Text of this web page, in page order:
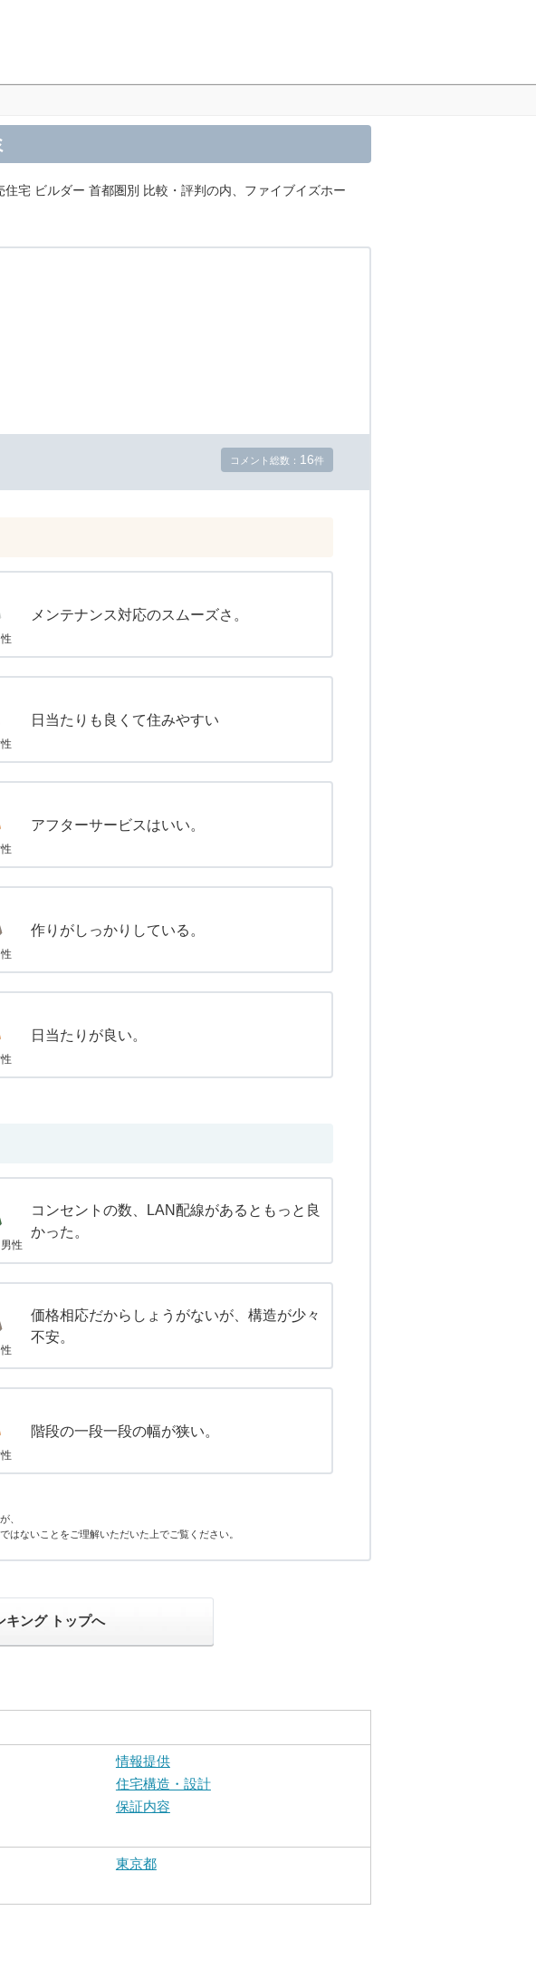
住宅 ビルダー 首都圏別 比較・評判の内、ファイブイズホー
コメント総数： 16件
メンテナンス対応のスムーズさ。
日当たりも良くて住みやすい
アフターサービスはいい。
作りがしっかりしている。
日当たりが良い。
性
コンセントの数、LAN配線があるともっと良
かった。
価格相応だからしょうがないが、構造が少々
不安。
階段の一段一段の幅が狭い。
、
ないことをご理解いただいた上でご覧ください。
キング トップへ
情報提供
住宅構造・設計
保証内容
東京都